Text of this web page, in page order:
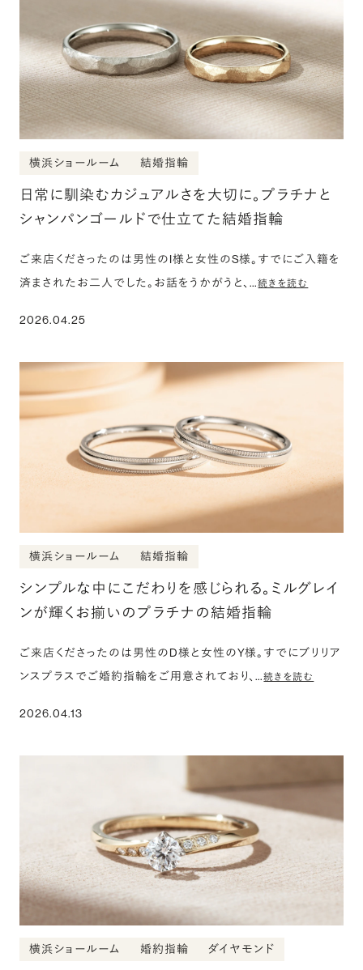
横浜ショールーム 結婚指輪
日常に馴染むカジュアルさを大切に。プラチナと
シャンパンゴールドで仕立てた結婚指輪
ご来店くださったのは男性のI様と女性のS様。すでにご入籍を
済まされたお二人でした。お話をうかがうと、…続きを読む
2026.04.25
横浜ショールーム 結婚指輪
シンプルな中にこだわりを感じられる。ミルグレイ
ンが輝くお揃いのプラチナの結婚指輪
ご来店くださったのは男性のD様と女性のY様。すでにブリリア
ンスプラスでご婚約指輪をご用意されており、…続きを読む
2026.04.13
横浜ショールーム 婚約指輪 ダイヤモンド